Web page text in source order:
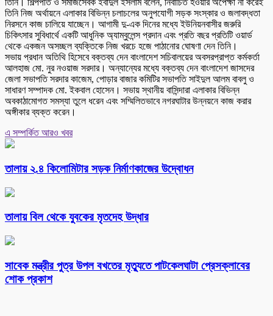
তিনি। শিল্পপতি ও সমাজসেবক ইবাদুল ইসলাম বলেন, নির্বাচিত হওয়ার অপেক্ষা না করেই
তিনি নিজ অর্থায়নে এলাকার বিভিন্ন চলাচলের অনুপযোগী সড়ক সংস্কার ও জলাবদ্ধতা
নিরসনে কাজ চালিয়ে যাচ্ছেন। আগামী দু-এক দিনের মধ্যে ইউনিয়নবাসীর জরুরি
চিকিৎসার সুবিধার্থে একটি আধুনিক অ্যাম্বুলেন্স প্রদান এবং প্রতি বছর প্রতিটি ওয়ার্ড
থেকে একজন অসচ্ছল ব্যক্তিকে নিজ খরচে হজে পাঠানোর ঘোষণা দেন তিনি।
সভায় প্রধান অতিথি হিসেবে বক্তব্য দেন বাংলাদেশ সচিবালয়ের অবসরপ্রাপ্ত কর্মকর্তা
আলহাজ মো. নুর নওয়াজ সরদার। অন্যান্যের মধ্যে বক্তব্য দেন বাংলাদেশ জাসদের
জেলা সভাপতি সরদার কাজেম, পোড়ার বাজার কমিটির সভাপতি সাইদুল আলম বাবলু ও
সাধারণ সম্পাদক মো. ইকবাল হোসেন। সভায় স্থানীয় বাসিন্দারা এলাকার বিভিন্ন
অবকাঠামোগত সমস্যা তুলে ধরেন এবং সম্মিলিতভাবে নগরঘাটার উন্নয়নে কাজ করার
অঙ্গীকার ব্যক্ত করেন।
এ সম্পর্কিত আরও খবর
তালায় ২.৪ কিলোমিটার সড়ক নির্মাণকাজের উদ্বোধন
তালায় বিল থেকে যুবকের মৃতদেহ উদ্ধার
সাবেক মন্ত্রীর পুত্র উপল বখতের মৃত্যুতে পাটকেলঘাটা প্রেসক্লাবের
শোক প্রকাশ